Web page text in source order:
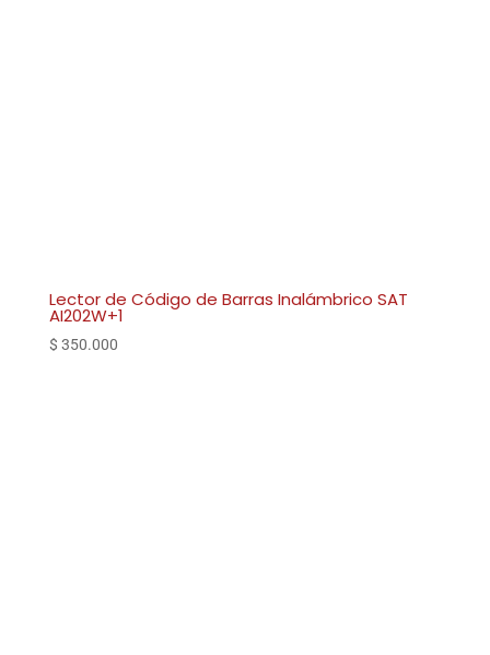
Lector de Código de Barras Inalámbrico SAT
AI202W+1
$ 350.000